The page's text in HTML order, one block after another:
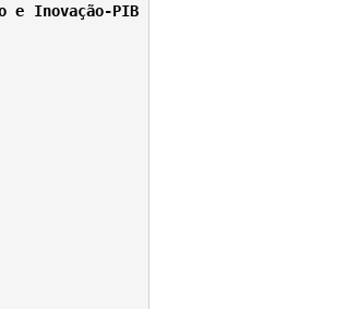
e Inovação-PIB